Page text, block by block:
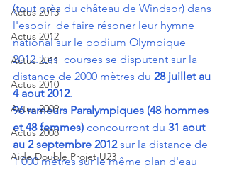
Actus 2013
Actus 2012
Actus 2011
Actus 2010
Actus 2009
Actus 2008
Aide Double Projet U23
(tout près du château de Windsor) dans
l'espoir  de faire résoner leur hymne
national sur le podium Olympique
2012. Les  courses se disputent sur la
distance de 2000 mètres du 28 juillet au
4 aout 2012.
96 rameurs Paralympiques (48 hommes
et 48 femmes) concourront du 31 aout
au 2 septembre 2012 sur la distance de
1 000 mètres sur le même plan d'eau